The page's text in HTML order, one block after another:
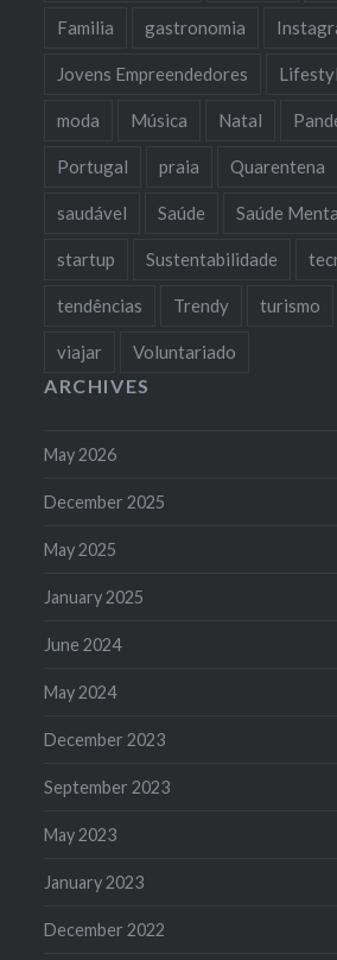
Familia gastronomia
Jovens Empreendedores
moda Música Natal
Portugal praia Quarentena
saudável Saúde Saúde
startup Sustentabilidade
tendências Trendy turismo
viajar Voluntariado
ARCHIVES
May 2026
December 2025
May 2025
January 2025
June 2024
May 2024
December 2023
September 2023
May 2023
January 2023
December 2022